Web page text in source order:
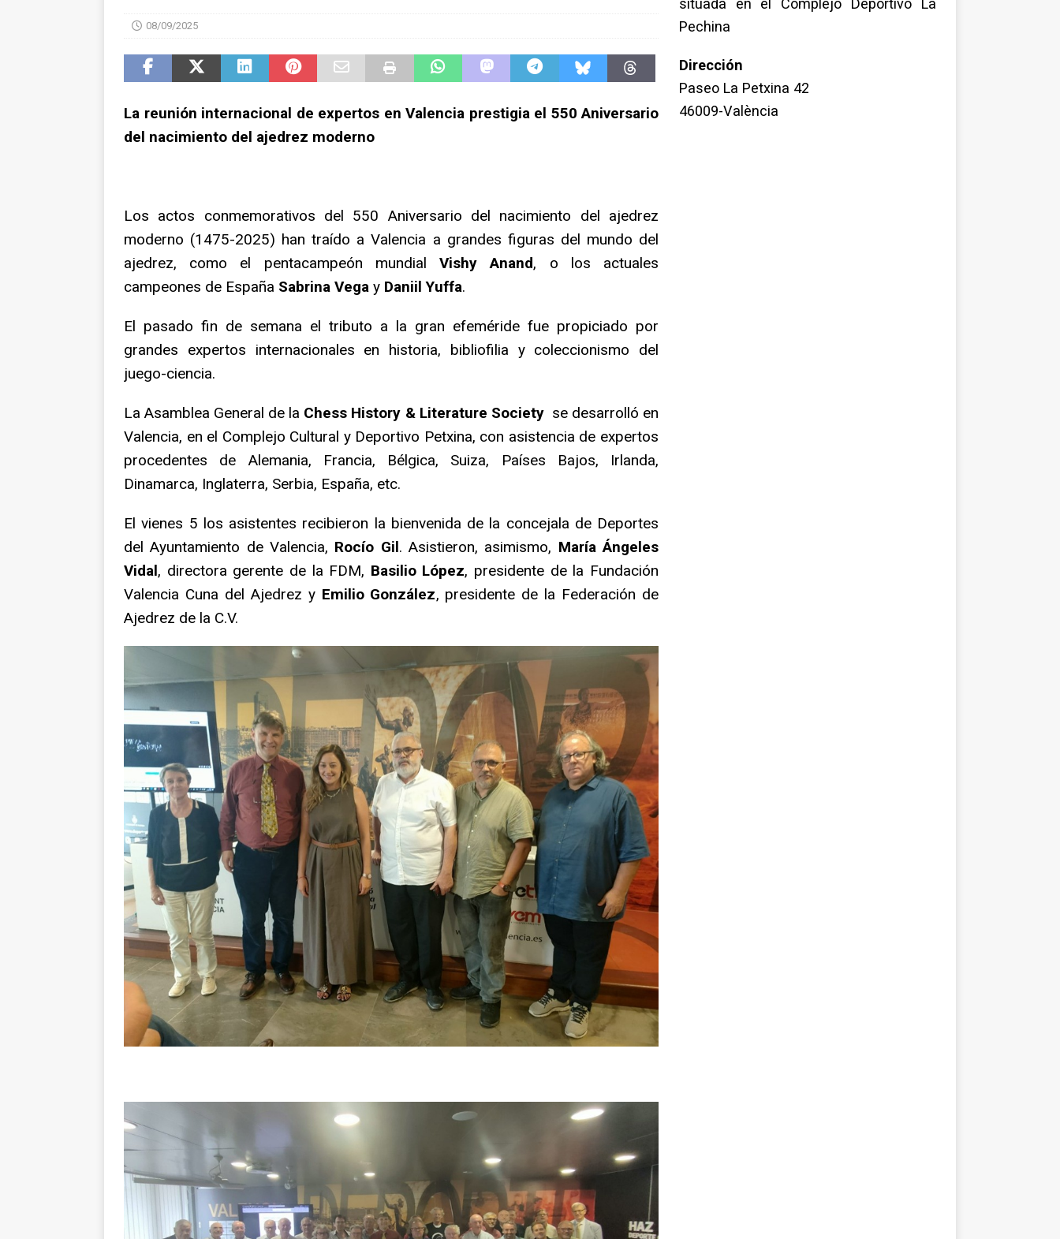
08/09/2025
La reunión internacional de expertos en Valencia prestigia el 550 Aniversario
del nacimiento del ajedrez moderno
Los actos conmemorativos del 550 Aniversario del nacimiento del ajedrez
moderno (1475-2025) han traído a Valencia a grandes figuras del mundo del
ajedrez, como el pentacampeón mundialVishy Anand, o los actuales
campeones de España Sabrina Vega y Daniil Yuffa.
El pasado fin de semana el tributo a la gran efeméride fue propiciado por
grandes expertos internacionales en historia, bibliofilia y coleccionismo del
juego-ciencia.
La Asamblea General de la Chess History & Literature Societyse desarrolló en
Valencia, en el Complejo Cultural y Deportivo Petxina, con asistencia de expertos
procedentes de Alemania, Francia, Bélgica, Suiza, Países Bajos, Irlanda,
Dinamarca, Inglaterra, Serbia, España, etc.
El vienes 5 los asistentes recibieron la bienvenida de la concejala de Deportes
del Ayuntamiento de Valencia, Rocío Gil. Asistieron, asimismo, María Ángeles
Vidal, directora gerente de la FDM, Basilio López, presidente de la Fundación
Valencia Cuna del Ajedrez y Emilio González, presidente de la Federación de
Ajedrez de la C.V.
situada en el Complejo Deportivo La
Pechina
Dirección
Paseo La Petxina 42
46009-València